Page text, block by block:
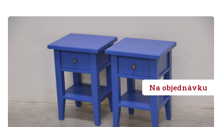
Na objednávku